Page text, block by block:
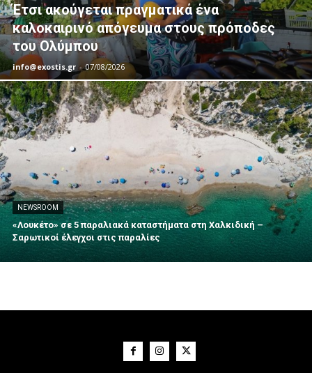
Έτσι ακούγεται πραγματικά ένα
καλοκαιρινό απόγευμα στους πρόποδες
του Ολύμπου
info@exostis.gr - 07/08/2026
NEWSROOM
«Λουκέτο» σε 5 παραλιακά καταστήματα στη Χαλκιδική –
Σαρωτικοί έλεγχοι στις παραλίες